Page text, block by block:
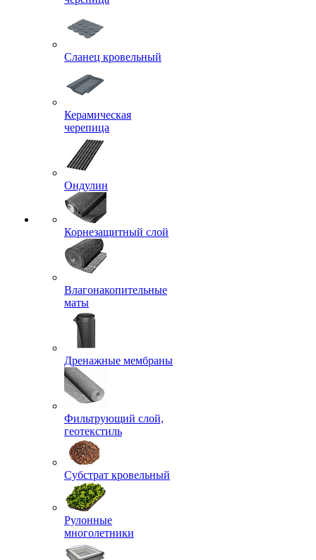
Сланец кровельный
Керамическая
черепица
Ондулин
Корнезащитный слой
Влагонакопительные
маты
Дренажные мембраны
Фильтрующий слой,
геотекстиль
Субстрат кровельный
Рулонные
многолетники